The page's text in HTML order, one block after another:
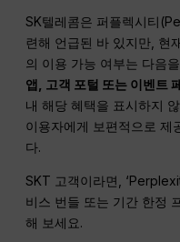
SK텔레콤은 퍼플렉시티
련해 언급된 바 있지만,
의 이용 가능 여부는 다음
앱, 고객 포털 또는 이벤트
내 해당 혜택을 표시하지
이용자에게 보편적으로 제
다.
SKT 고객이라면,
비스 번들 또는 기간 한정
해 보세요.